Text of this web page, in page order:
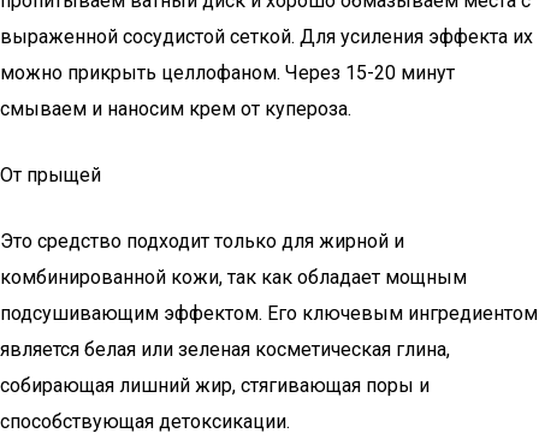
выраженной сосудистой сеткой. Для усиления эффекта их
можно прикрыть целлофаном. Через 15-20 минут
смываем и наносим крем от купероза.
От прыщей
Это средство подходит только для жирной и
комбинированной кожи, так как обладает мощным
подсушивающим эффектом. Его ключевым ингредиентом
является белая или зеленая косметическая глина,
собирающая лишний жир, стягивающая поры и
способствующая детоксикации.